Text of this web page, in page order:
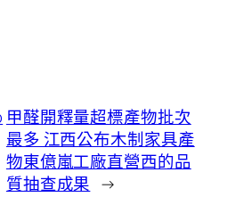
甲醛開釋量超標產物批次
最多 江西公布木制家具產
物東億嵐工廠直營西的品
質抽查成果 →